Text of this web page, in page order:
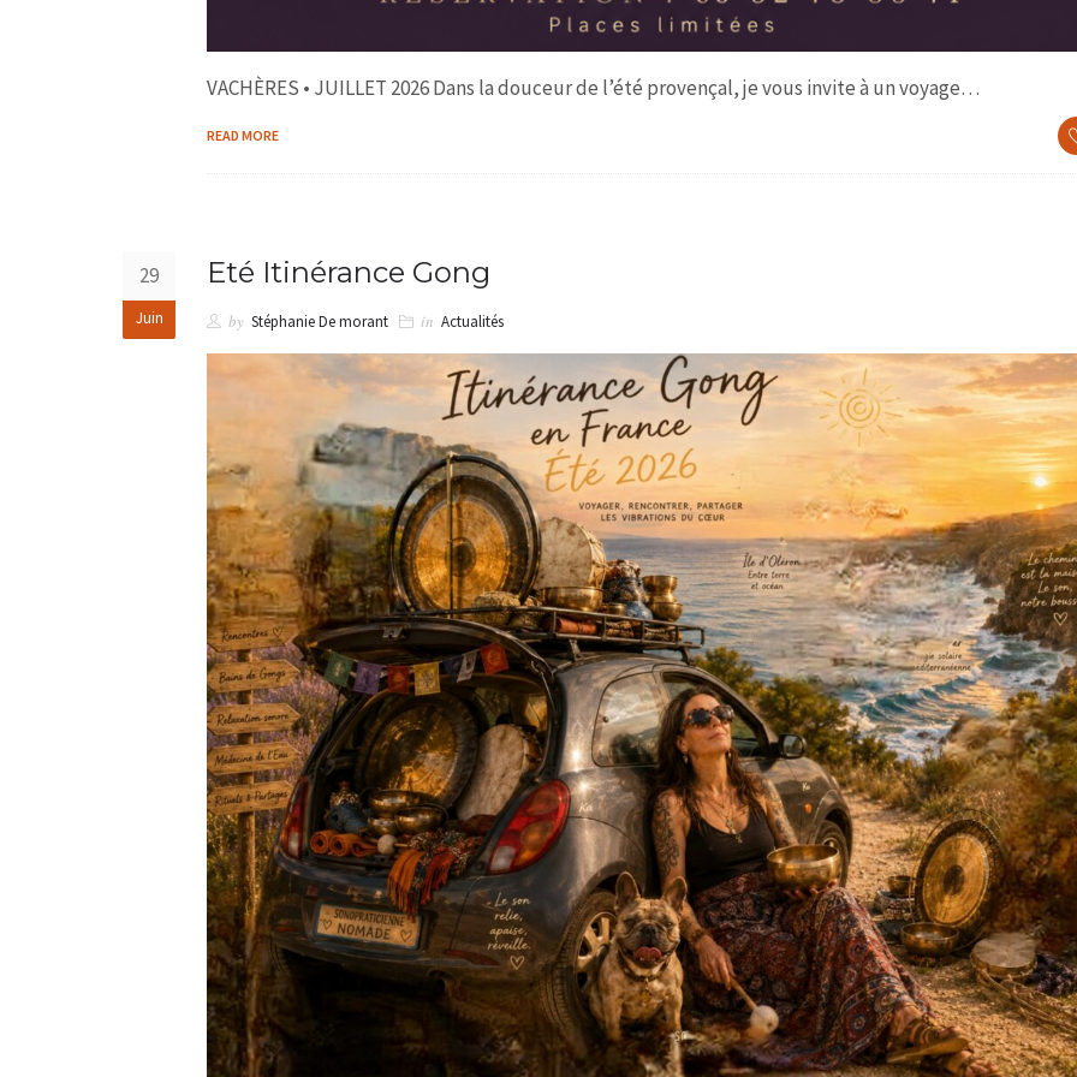
VACHÈRES • JUILLET 2026 Dans la douceur de l’été provençal, je vous invite à un voyage…
READ MORE
29
Juin
Eté Itinérance Gong
by Stéphanie De morant in Actualités